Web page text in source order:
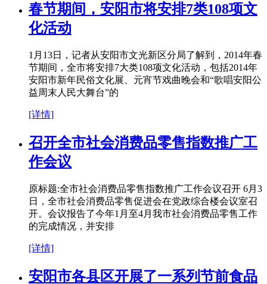
春节期间，安阳市将安排7类108项文
化活动
1月13日，记者从安阳市文光新区分局了解到，2014年春
节期间，全市将安排7大类108项文化活动，包括2014年
安阳市新年民俗文化展、元宵节戏曲晚会和“歌唱安阳公
益周末人民大舞台”的
[详情]
召开全市社会消费品零售指数推广工
作会议
原标题:全市社会消费品零售指数推广工作会议召开 6月3
日，全市社会消费品零售促进会在党政综合楼会议室召
开。会议报告了今年1月至4月我市社会消费品零售工作
的完成情况，并安排
[详情]
安阳市各县区开展了一系列节前食品